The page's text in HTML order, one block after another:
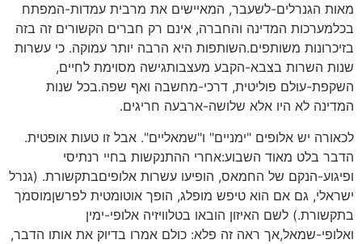
מאות הגנרלים-לשעבר, המאיישים את מרבית עמדות-המפתח
בכלמערכות המדינה והחברה, אינם רק חברים הקשורים זה בזה
בזיכרונות משותפים.השותפות היא הרבה יותר עמוקה. כי עשרות
שנות השרות בצבא-הקבע מעצבותגישה מסוימת לחיים,
השקפת-עולם פוליטית, דרכי-מחשבה ואף שפה.בכל שנות
המדינה לא היו אלא שלושה-ארבעה חריגים.
לכאורה יש אלופים "ימניים" ו"שמאליים". אבל זו טעות אופטית.
הדבר בלט מאוד השבוע:אחרי ההתנקשות בחיי רנתיסי
ופיגוע-הנקם של החמאס, הופיעו עשרות אלופיםבתקשורת. (גנרל
ישראלי, גם אם הוא טיפש מופלג, הופך אוטומטית לפרשןמוסמך
בתקשורת.) לשם האיזון הובאו בטלוויזיה אלופי-ימין
ואלופי-שמאל,אך ראה זה פלא: כולם אמרו בדיוק את אותו הדבר,